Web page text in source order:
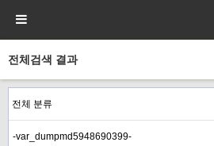
전체검색 결과